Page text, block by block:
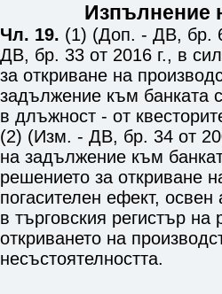
Изпълнение
Чл. 19. (1) (Доп. - ДВ, бр.
ДВ, бр. 33 от 2016 г., в
за откриване на
задължение към банката
в длъжност - от
(2) (Изм. - ДВ, бр. 34 от
на задължение към
решението за откриване
погасителен ефект,
в търговския регистър
откриването на
несъстоятелността.